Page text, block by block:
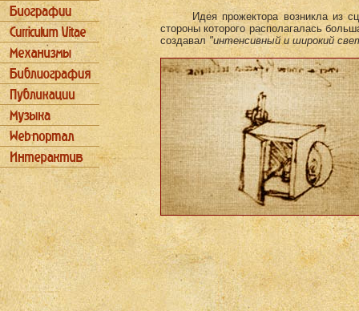
Идея прожектора возникла из
стороны которого располагалась
создавал "интенсивный и широкий